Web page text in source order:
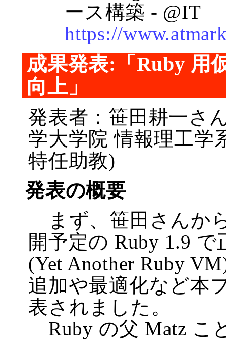
ース構築 - @IT
https://
成果発表:「Ruby 用
向上」
発表者：笹田耕一さ
学大学院 情報理工学
特任助教)
発表の概要
まず、笹田さんか
開予定の Ruby 1.9
(Yet Another Ruby
追加や最適化など本
表されました。
Ruby の父 Matz こ